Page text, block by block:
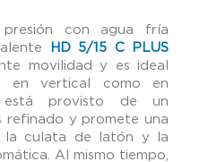
con agua fría
HD 5/15 C PLUS
movilidad y es ideal
en vertical como en
está provisto de un
refinado y promete una
la culata de latón y la
Al mismo tiempo,